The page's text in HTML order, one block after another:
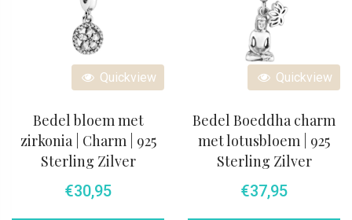
Quickview
Bedel bloem met
zirkonia | Charm | 925
Sterling Zilver
€30,95
Quickview
Bedel Boeddha charm
met lotusbloem | 925
Sterling Zilver
€37,95